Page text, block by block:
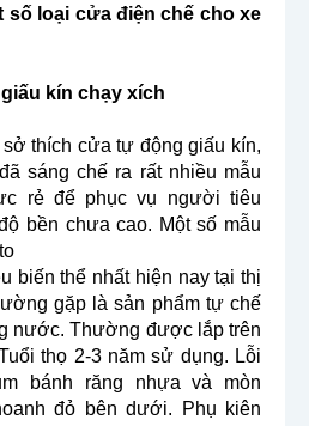
số loại cửa điện chế cho xe
kín chạy xích
thích cửa tự động giấu kín,
sáng chế ra rất nhiều mẫu
rẻ để phục vụ người tiêu
bền chưa cao. Một số mẫu
biến thể nhất hiện nay tại thị
gặp là sản phẩm tự chế
nước. Thường được lắp trên
thọ 2-3 năm sử dụng. Lỗi
bánh răng nhựa và mòn
đỏ bên dưới. Phụ kiên